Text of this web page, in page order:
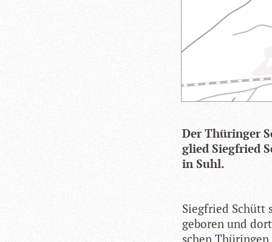
Der Thü­rin­ger
glied Sieg­fried
in Suhl.
Sieg­fried Schütt
gebo­ren und
schen